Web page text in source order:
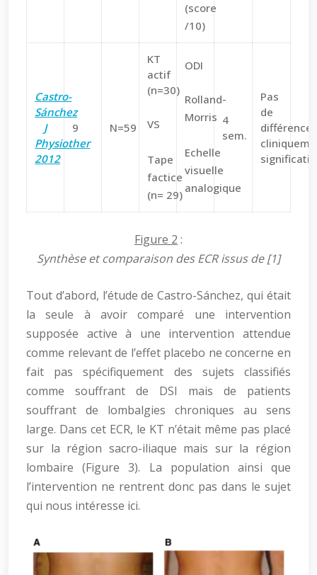
(score
/10)
Castro-
Sánchez
J
Physiother
2012
9 N=59
KT
actif
(n=30)
VS
Tape
factice
(n= 29)
ODI
Rolland-
Morris
Echelle
visuelle
analogique
4
sem.
Pas
de
Figure 2 :
Synthèse et comparaison des ECR issus de [1]
Tout d’abord, l’étude de Castro-Sánchez, qui était
la seule à avoir comparé une intervention
supposée active à une intervention attendue
comme relevant de l’effet placebo ne concerne en
fait pas spécifiquement des sujets classifiés
comme souffrant de DSI mais de patients
souffrant de lombalgies chroniques au sens
large. Dans cet ECR, le KT n’était même pas placé
sur la région sacro-iliaque mais sur la région
lombaire (Figure 3). La population ainsi que
l’intervention ne rentrent donc pas dans le sujet
qui nous intéresse ici.